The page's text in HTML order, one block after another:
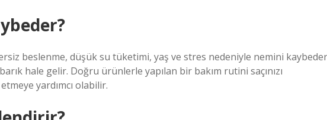
beslenme, düşük su tüketimi, yaş ve stres nedeniyle nemini kaybeder
hale gelir. Doğru ürünlerle yapılan bir bakım rutini saçınızı
yardımcı olabilir.